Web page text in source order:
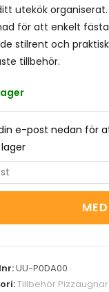
utekök
för att enkelt
stilrent och
tillbehör.
e-post nedan för
UU-P0DA00
Tillbehör Pizzaugnar